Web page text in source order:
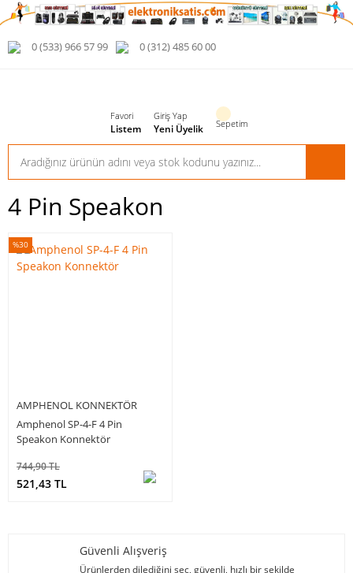
0 (533) 966 57 99 0 (312) 485 60 00
Favori
Listem
Giriş Yap
Yeni Üyelik Sepetim
4 Pin Speakon
AMPHENOL KONNEKTÖR
Amphenol SP-4-F 4 Pin
Speakon Konnektör
%30
744,90 TL
521,43 TL
Güvenli Alışveriş
Ürünlerden dilediğini seç, güvenli, hızlı bir şekilde